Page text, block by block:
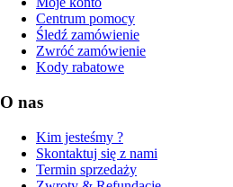
Centrum pomocy
Śledź zamówienie
Zwróć zamówienie
Kody rabatowe
O nas
Kim jesteśmy ?
Skontaktuj się z nami
Termin sprzedaży